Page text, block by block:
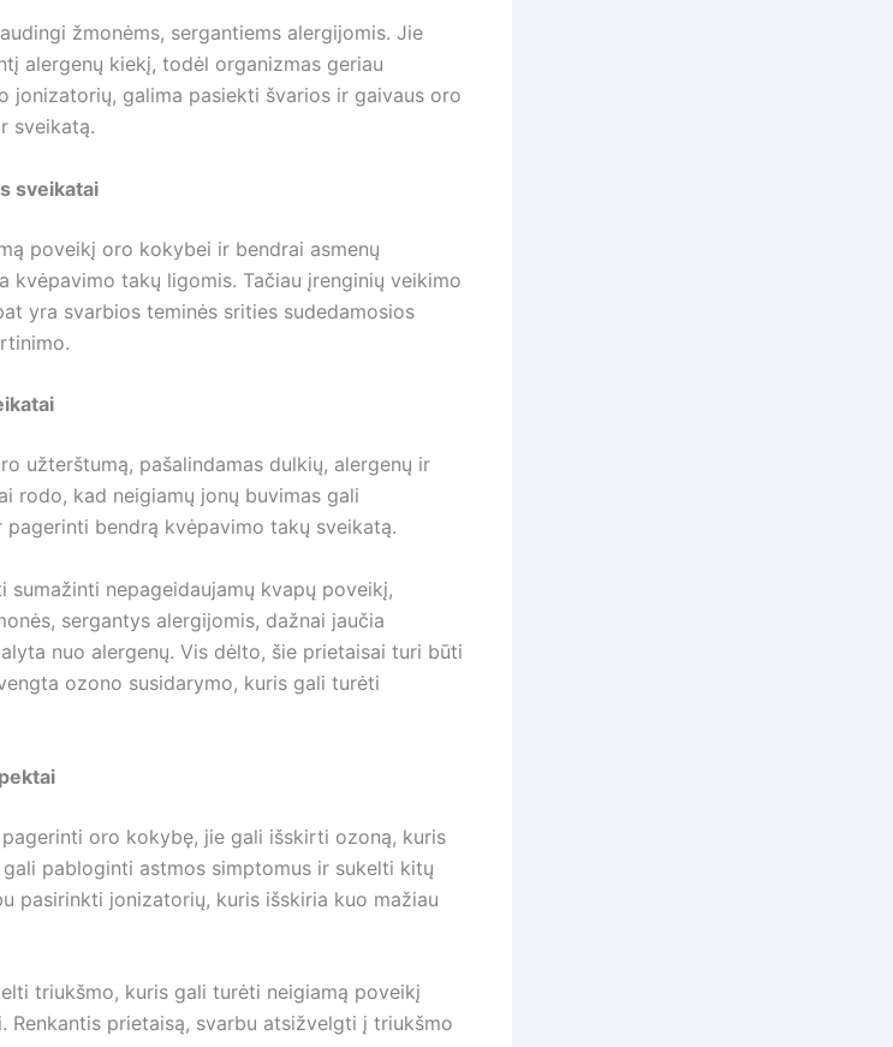
žmonėms, sergantiems alergijomis. Jie
alergenų kiekį, todėl organizmas geriau
jonizatorių, galima pasiekti švarios ir gaivaus oro
sveikatą.
sveikatai
poveikį oro kokybei ir bendrai asmenų
kvėpavimo takų ligomis. Tačiau įrenginių veikimo
yra svarbios teminės srities sudedamosios
užterštumą, pašalindamas dulkių, alergenų ir
rodo, kad neigiamų jonų buvimas gali
bendrą kvėpavimo takų sveikatą.
nepageidaujamų kvapų poveikį,
sergantys alergijomis, dažnai jaučia
nuo alergenų. Vis dėlto, šie prietaisai turi būti
ozono susidarymo, kuris gali turėti
oro kokybę, jie gali išskirti ozoną, kuris
pabloginti astmos simptomus ir sukelti kitų
pasirinkti jonizatorių, kuris išskiria kuo mažiau
triukšmo, kuris gali turėti neigiamą poveikį
Renkantis prietaisą, svarbu atsižvelgti į triukšmo